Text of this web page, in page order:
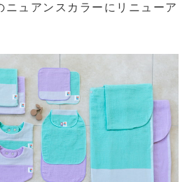
ニュアンスカラーにリニューア